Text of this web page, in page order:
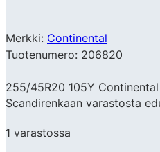
Merkki: Continental
Tuotenumero: 206820
255/45R20 105Y
Scandirenkaan varastosta
1 varastossa